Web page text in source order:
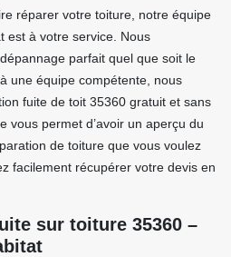
réparer votre toiture, notre équipe
est à votre service. Nous
parfait quel que soit le
une équipe compétente, nous
fuite de toit 35360 gratuit et sans
vous permet d’avoir un aperçu du
de toiture que vous voulez
facilement récupérer votre devis en
sur toiture 35360 –